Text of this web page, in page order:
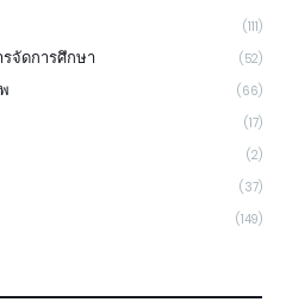
(111)
จัดการศึกษา (52)
(66)
(17)
(2)
(37)
(149)